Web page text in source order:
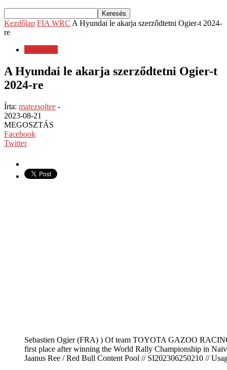
Kezdőlap FIA WRC A Hyundai le akarja szerződtetni Ogier-t 2024-
re
A Hyundai le akarja szerződtetni Ogier-t
2024-re
Írta: matezsoltee -
2023-08-21
MEGOSZTÁS
Facebook
Twitter
Sebastien Ogier (FRA) ) Of team TOYOTA GAZOO
first place after winning the World Rally Championship in
Jaanus Ree / Red Bull Content Pool // SI202306250210 //